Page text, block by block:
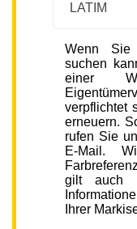
LATIM
Wenn Sie
suchen
einer
verpflichtet
erneuern.
rufen Sie
E-Mail.
gilt auch
Ihrer